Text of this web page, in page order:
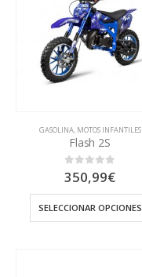
GASOLINA, MOTOS INFANTILES
Flash 2S
0out of 5
350,99€
SELECCIONAR OPCIONES